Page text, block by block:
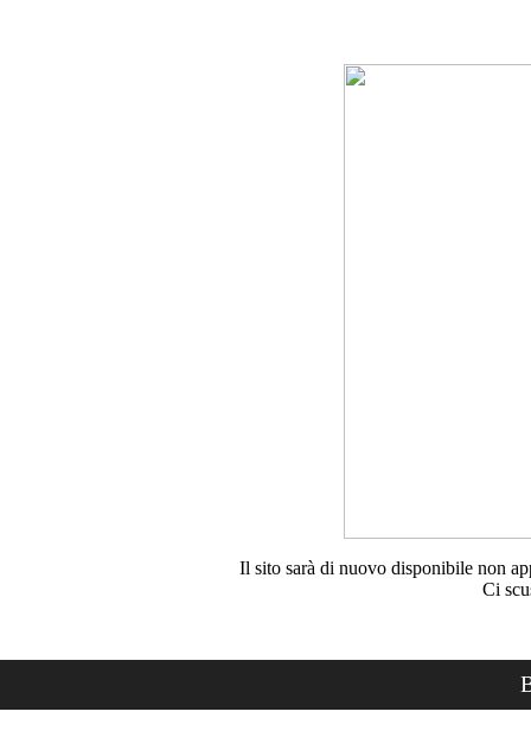
Il sito sarà di nuovo disponibile non
Ci